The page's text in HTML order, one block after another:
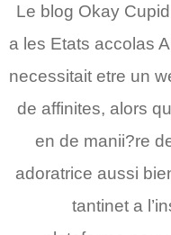
Le blog Okay
a les Etats accolas
necessitait etre un
de affinites, alors
en de manii?re
adoratrice aussi
tantinet a